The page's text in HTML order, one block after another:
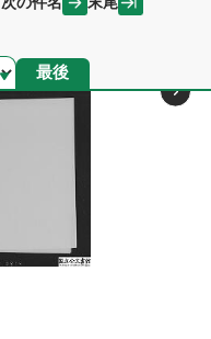
最後